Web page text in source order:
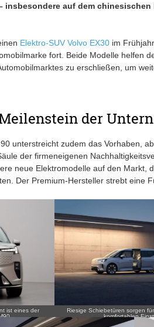
insbesondere auf dem
Elektro-SUV Volvo EX30im
fort. Beide Modelle helfen
zu erschließen, um
der
unterstreicht zudem das Vorhaben,
der firmeneigenen
neue Elektromodelle auf den Markt,
Der Premium-Hersteller strebt eine
ist eines der
Riesige Schiebetüren sorgen
komfortablen